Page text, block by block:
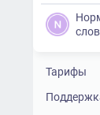
слов
Тарифы